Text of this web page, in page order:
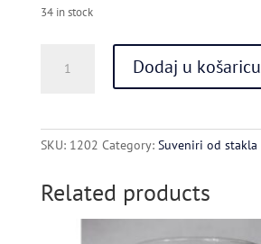
34 in stock
ČAŠICA
Dodaj u košaricu
SKU: 1202 Category: Suveniri od stakla
Related products